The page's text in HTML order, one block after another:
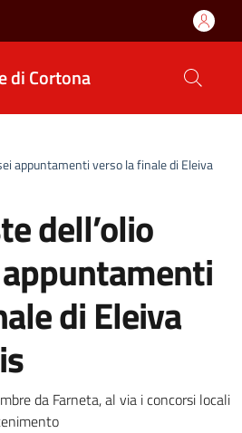
di Cortona
appuntamenti verso la finale di Eleiva
dell’olio
di Eleiva
dell’olio nuovo:
da Farneta, al via i concorsi locali